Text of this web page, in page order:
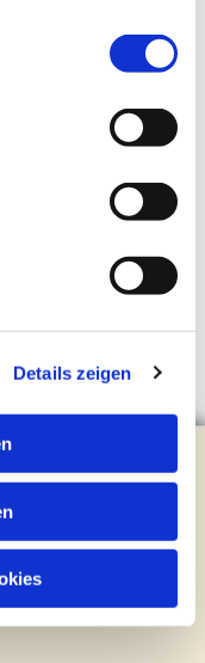
Details zeigen